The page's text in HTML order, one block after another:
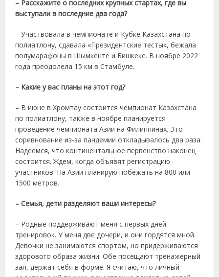
– Расскажите о последних крупных стартах, где вы
выступали в последние два года?
– Участвовала в чемпионате и Кубке Казахстана по
полиатлону, сдавала «Президентские тесты», бежала
полумарафоны в Шымкенте и Бишкеке. В ноябре 2022
года преодолела 15 км в Стамбуле.
– Какие у вас планы на этот год?
– В июне в Хромтау состоится чемпионат Казахстана
по полиатлону, также в ноябре планируется
проведение чемпионата Азии на Филиппинах. Это
соревнование из-за пандемии откладывалось два раза.
Надеемся, что континентальное первенство наконец
состоится. Ждем, когда объявят регистрацию
участников. На Азии планирую побежать на 800 или
1500 метров.
– Семья, дети разделяют ваши интересы?
– Родные поддерживают меня с первых дней
тренировок. У меня две дочери, и они гордятся мной.
Девочки не занимаются спортом, но придерживаются
здорового образа жизни. Обе посещают тренажерный
зал, держат себя в форме. Я считаю, что личный